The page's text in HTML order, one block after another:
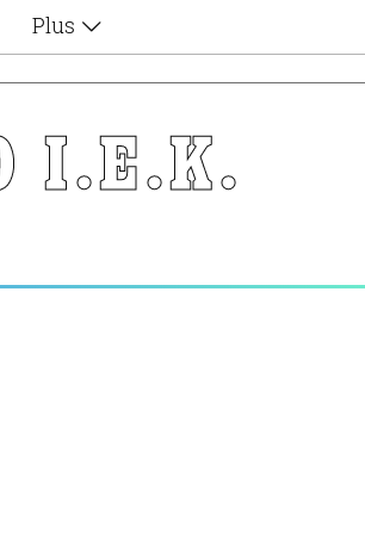
Plus
Αφιερώματα
Ζώδια
Απώλειες
Ι.Ε.Κ.